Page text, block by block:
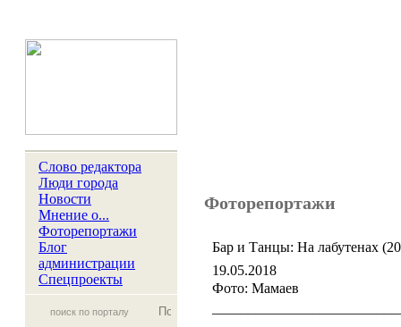
Слово редактора
Люди города
Новости
Мнение о...
Фоторепортажи
Блог
администрации
Спецпроекты
Фоторепортажи
Бар и Танцы: На лабутенах
19.05.2018
Фото: Мамаев